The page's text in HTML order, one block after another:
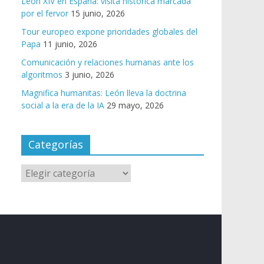
por el fervor 15 junio, 2026
Tour europeo expone prioridades globales del
Papa 11 junio, 2026
Comunicación y relaciones humanas ante los
algoritmos 3 junio, 2026
Magnifica humanitas: León lleva la doctrina
social a la era de la IA 29 mayo, 2026
Categorías